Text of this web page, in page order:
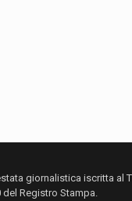
giornalistica iscritta al
del Registro Stampa.